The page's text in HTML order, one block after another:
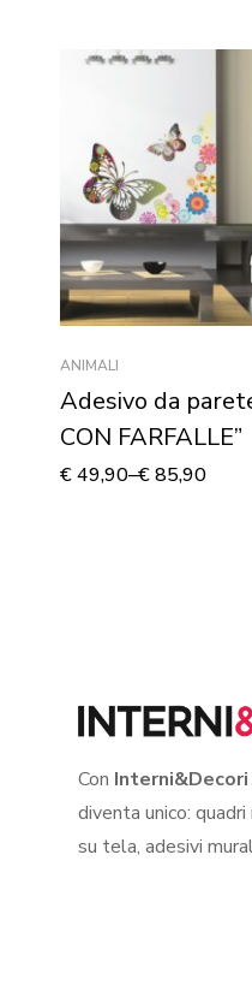
ANIMALI
Adesivo da
CON FARFALLE”
€49,90–€85,90
Con Interni&Decori
diventa unico:
su tela, adesivi